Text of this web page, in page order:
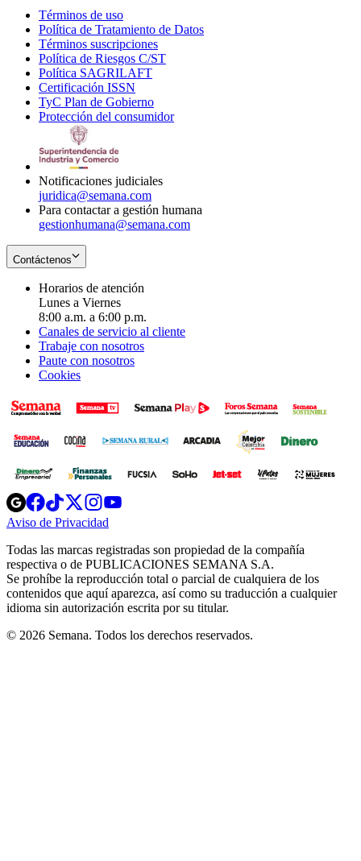
Términos de uso
in
new
window
Política de Tratamiento de Datos
Términos suscripciones
in
Política de Riesgos C/ST
Política SAGRILAFT
new
window
Certificación ISSN
in
new
TyC Plan de Gobierno
in
Protección del consumidorOpens
Notificaciones judiciales
juridica@semana.com
Para contactar a gestión humana
gestionhumana@semana.com
Contáctenos
Horarios de atención
Lunes a Viernes
8:00 a.m. a 6:00 p.m.
Canales de servicio al cliente
Trabaje con nosotros
Paute con nosotros
Cookies
Opens
in
new
Opens
in
new
Opens
in
new
window
Opens
new
windowwindow
Aviso de Privacidad
new
window
Todas las marcas registradas son propiedad de la compañía
respectiva o de PUBLICACIONES SEMANA S.A.
Se prohíbe la reproducción total o parcial de cualquiera de los
contenidos que aquí aparezca, así como su traducción a cualquier
idioma sin autorización escrita por su titular.
© 2026 Semana. Todos los derechos reservados.